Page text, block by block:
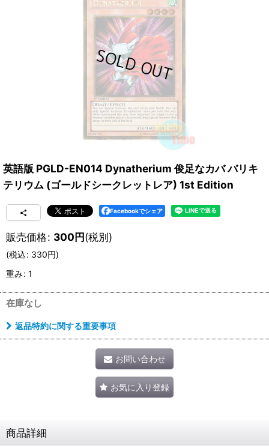
英語版 PGLD-EN014 Dynatherium 俊足なカバ バリキ
テリウム (ゴールドシークレットレア) 1st Edition
Facebookでシェア
販売価格: 300円(税別)
(税込: 330円)
重み: 1
在庫なし
返品特約に関する重要事項
お問い合わせ
お気に入り登録
商品詳細